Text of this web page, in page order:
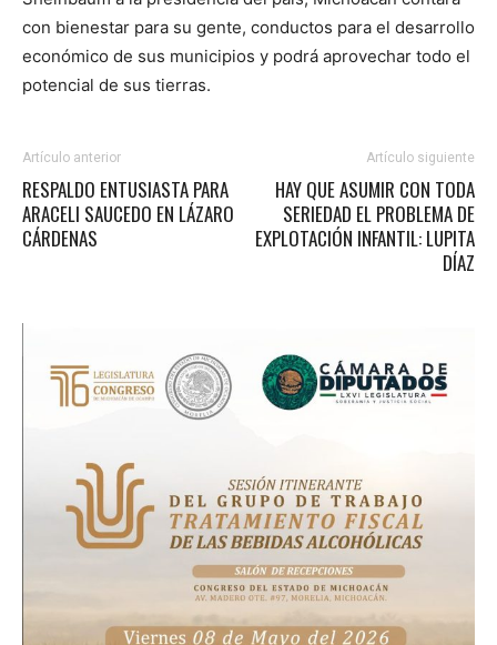
con bienestar para su gente, conductos para el desarrollo
económico de sus municipios y podrá aprovechar todo el
potencial de sus tierras.
Artículo anterior
RESPALDO ENTUSIASTA PARA
ARACELI SAUCEDO EN LÁZARO
CÁRDENAS
Artículo siguiente
HAY QUE ASUMIR CON TODA
SERIEDAD EL PROBLEMA DE
EXPLOTACIÓN INFANTIL: LUPITA
DÍAZ